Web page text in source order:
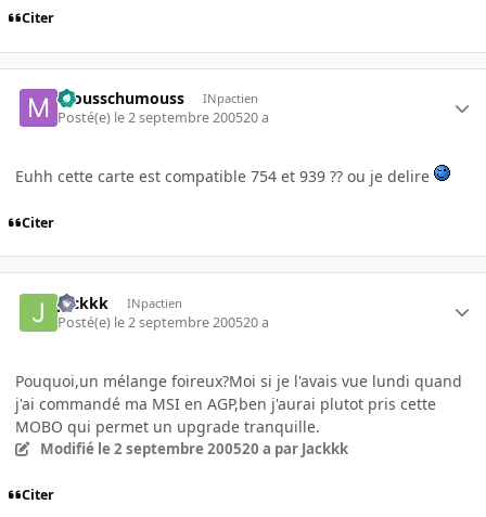
Citer
mousschumouss INpactien
Posté(e) le 2 septembre 200520 a
Euhh cette carte est compatible 754 et 939 ?? ou je delire
Citer
Jackkk INpactien
Posté(e) le 2 septembre 200520 a
Pouquoi,un mélange foireux?Moi si je l'avais vue lundi quand
j'ai commandé ma MSI en AGP,ben j'aurai plutot pris cette
MOBO qui permet un upgrade tranquille.
Modifié le 2 septembre 200520 a par Jackkk
Citer